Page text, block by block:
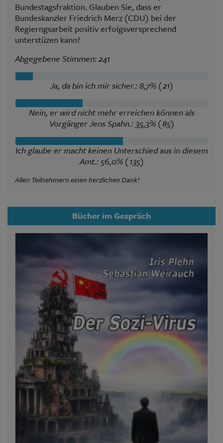
Bundestagsfraktion. Glauben Sie, dass er
Bundeskanzler Friedrich Merz (CDU) bei der
Regierngsarbeit positiv erfolgsversprechend
unterstüzen kann?
Abgegebene Stimmen: 241
Ja, da bin ich mir sicher.: 8,7% (21)
Nein, er wird nicht mehr erreichen können als
Vorgänger Jens Spahn.: 35,3% (85)
Ich glaube er macht keinen Unterschied aus in diesem
Amt.: 56,0% (135)
Allen Teilnehmern einen herzlichen Dank!
Bücher im Gespräch